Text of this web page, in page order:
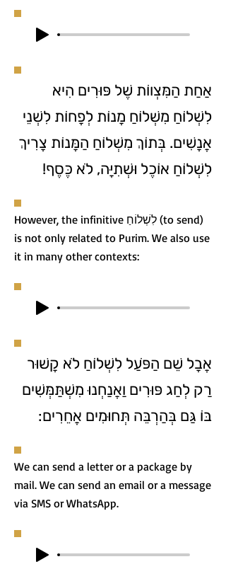
אַחַת הַמִּצְווֹת שֶׁל פּוּרִים הִיא
לִשְׁלוֹחַ מִשְׁלוֹחַ מָנוֹת לְפָחוֹת לִשְׁנֵי
אֲנָשִׁים. בְּתוֹךְ מִשְׁלוֹחַ הַמָּנוֹת צָרִיךְ
לִשְׁלוֹחַ אוֹכֶל וּשְׁתִיָּה, לֹא כֶּסֶף!
However, the infinitive לִשְׁלוֹחַ (to send)
is not only related to Purim. We also use
it in many other contexts:
אֲבָל שֵׁם הַפֹּעַל לִשְׁלוֹחַ לֹא קָשׁוּר
רַק לְחַג פּוּרִים וַאֲנַחְנוּ מִשְׁתַּמְּשִׁים
בּוֹ גַּם בְּהַרְבֵּה תְּחוּמִים אֲחֵרִים:
We can send a letter or a package by
mail. We can send an email or a message
via SMS or WhatsApp.